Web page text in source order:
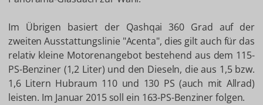
Im Übrigen basiert der Qashqai 360 Grad auf der
zweiten Ausstattungslinie "Acenta", dies gilt auch für das
relativ kleine Motorenangebot bestehend aus dem 115-
PS-Benziner (1,2 Liter) und den Dieseln, die aus 1,5 bzw.
1,6 Litern Hubraum 110 und 130 PS (auch mit Allrad)
leisten. Im Januar 2015 soll ein 163-PS-Benziner folgen.